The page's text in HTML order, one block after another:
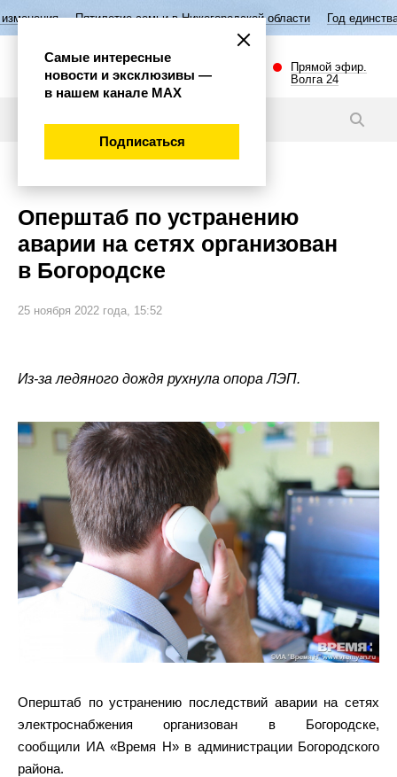
семьи в Нижегородской области Год единства народов
Прямой эфир.
Волга 24
Оперштаб по устранению
аварии на сетях организован
в Богородске
25 ноября 2022 года, 15:52
Из-за ледяного дождя рухнула опора ЛЭП.
Оперштаб по устранению последствий аварии на сетях
электроснабжения организован в Богородске,
сообщили ИА «Время Н» в администрации Богородского
района.
Самые интересные
новости и эксклюзивы —
в нашем канале МАХ
Подписаться